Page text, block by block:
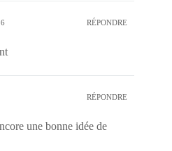
RÉPONDRE
RÉPONDRE
une bonne idée de